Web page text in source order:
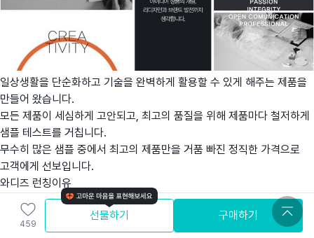
일상생활을 단순화하고 기술을 완벽하게 활용할 수 있게 해주는 제품을
만들어 왔습니다.
모든 제품이 세심하게 고안되고, 최고의 품질을 위해 제품마다 철저하게
샘플 테스트를 거칩니다.
무수히 많은 샘플 중에서 최고의 제품만을 거품 빠진 정직한 가격으로
고객에게 선보입니다.
와디즈 런칭이유
여행을 준비하는데 더 가볍고 편하게 가기를 희망하며 런칭을 준비하게
되었습니다
모든 서포터님이 가성비 있는 가격으로 즐거운 여행을 보내시길
459
선물하기 구매하기